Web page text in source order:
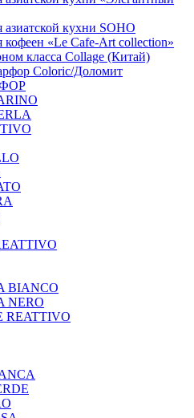
кухни SOHO
«Le Cafe-Art collection»
класса Collage (Китай)
Coloric/Доломит
BIANCO
NERO
REATTIVO